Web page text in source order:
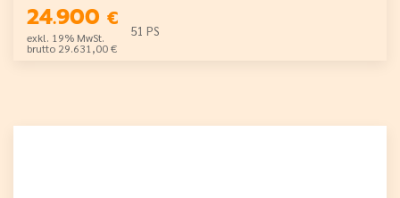
24.900 €
exkl. 19% MwSt.
brutto 29.631,00 €
51 PS